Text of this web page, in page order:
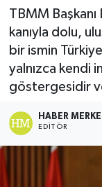
TBMM
kanıyla dolu,
bir ismin
yalnızca kendi
göstergesidir
HABER
EDITÖR